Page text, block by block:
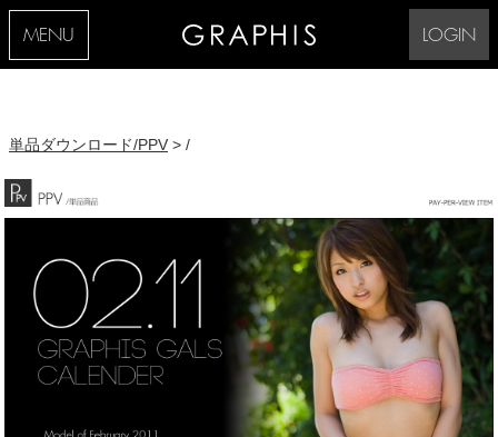
MENU LOGIN
単品ダウンロード/PPV > /